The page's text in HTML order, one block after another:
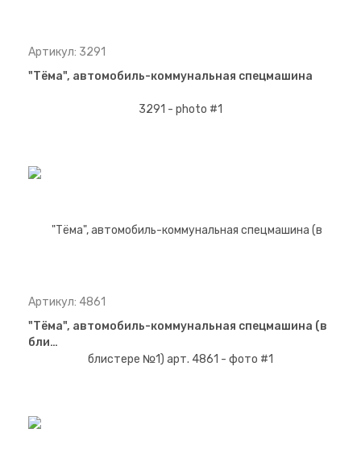
Артикул: 3291
"Тёма", автомобиль-коммунальная спецмашина
Артикул: 4861
"Тёма", автомобиль-коммунальная спецмашина (в
бли…